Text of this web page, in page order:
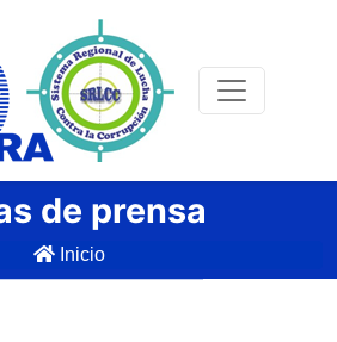
de prensa
Inicio